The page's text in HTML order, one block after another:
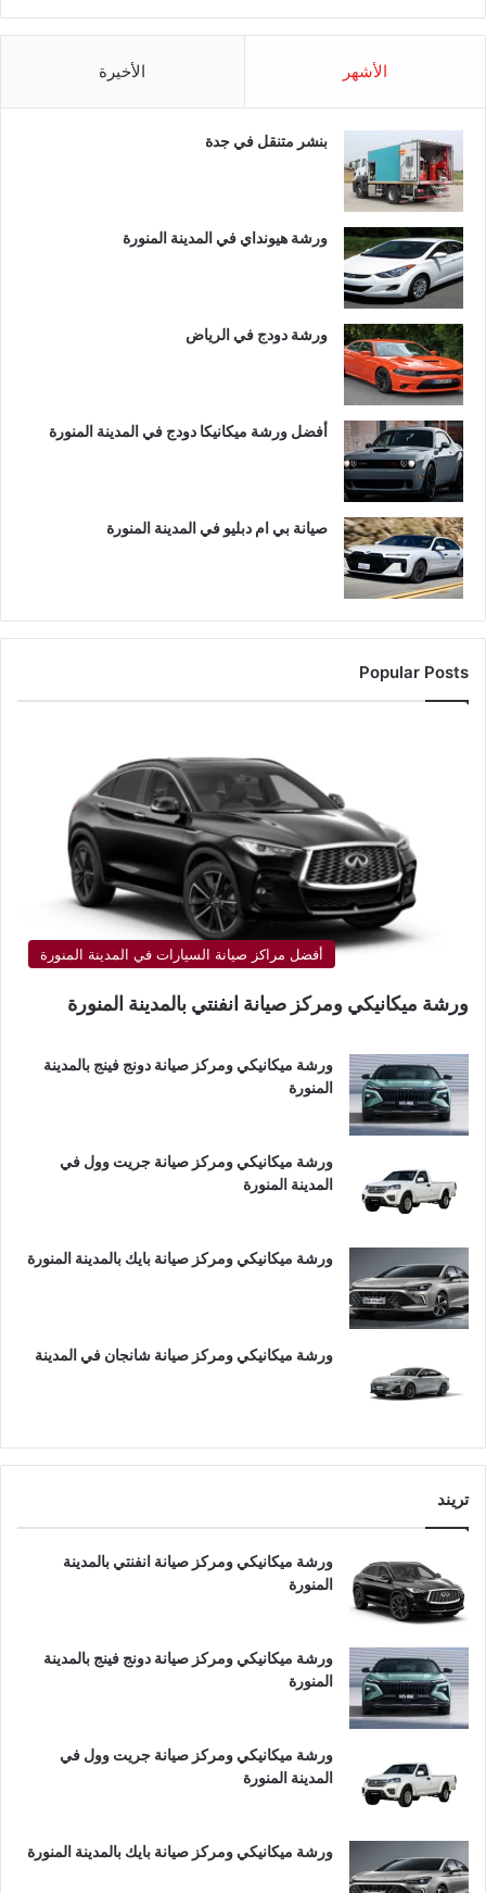
الأشهر الأخيرة
بنشر متنقل في جدة
ورشة هيونداي في المدينة المنورة
ورشة دودج في الرياض
أفضل ورشة ميكانيكا دودج في المدينة المنورة
صيانة بي ام دبليو في المدينة المنورة
Popular Posts
أفضل مراكز صيانة السيارات في المدينة المنورة
ورشة ميكانيكي ومركز صيانة انفنتي بالمدينة المنورة
ورشة ميكانيكي ومركز صيانة دونج فينج بالمدينة
المنورة
ورشة ميكانيكي ومركز صيانة جريت وول في
المدينة المنورة
ورشة ميكانيكي ومركز صيانة بايك بالمدينة المنورة
ورشة ميكانيكي ومركز صيانة شانجان في المدينة
تريند
ورشة ميكانيكي ومركز صيانة انفنتي بالمدينة
المنورة
ورشة ميكانيكي ومركز صيانة دونج فينج بالمدينة
المنورة
ورشة ميكانيكي ومركز صيانة جريت وول في
المدينة المنورة
ورشة ميكانيكي ومركز صيانة بايك بالمدينة المنورة